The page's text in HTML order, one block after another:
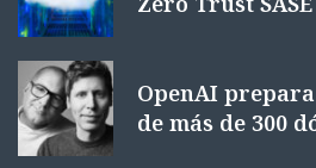
OpenAI
de más de 300